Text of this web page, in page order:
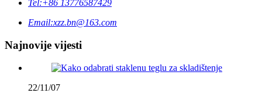
Tel:+86 13776587429
Email:xzz.bn@163.com
Najnovije vijesti
22/11/07